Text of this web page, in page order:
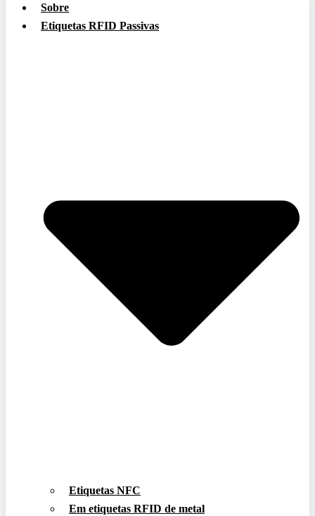
Sobre
Etiquetas RFID Passivas
Etiquetas NFC
Em etiquetas RFID de metal